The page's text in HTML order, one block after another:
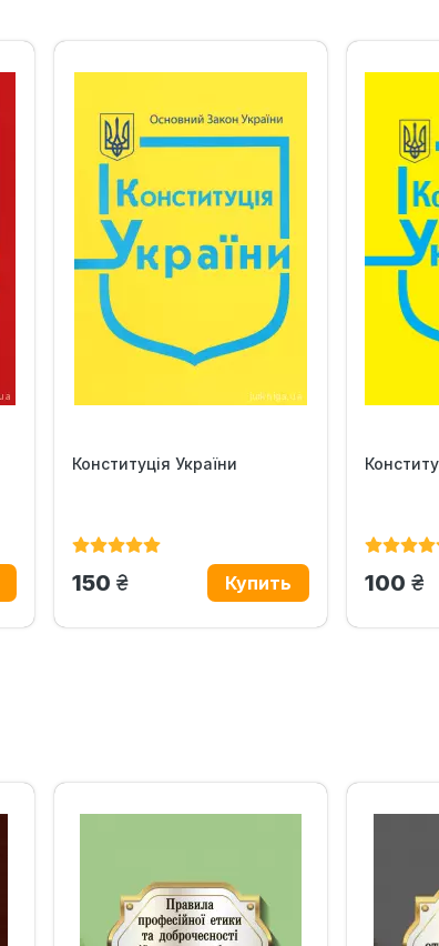
Конституція України
150 грн. 100